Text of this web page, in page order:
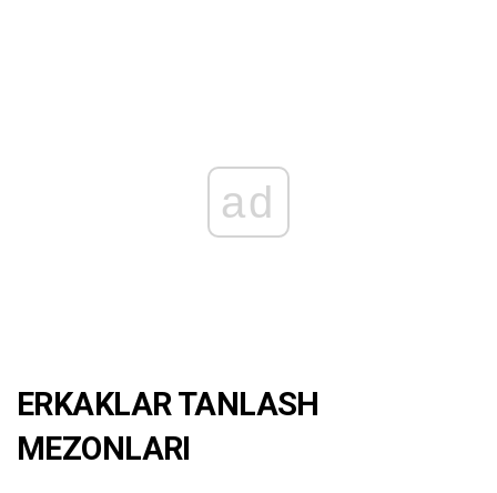
ad
ERKAKLAR TANLASH
MEZONLARI